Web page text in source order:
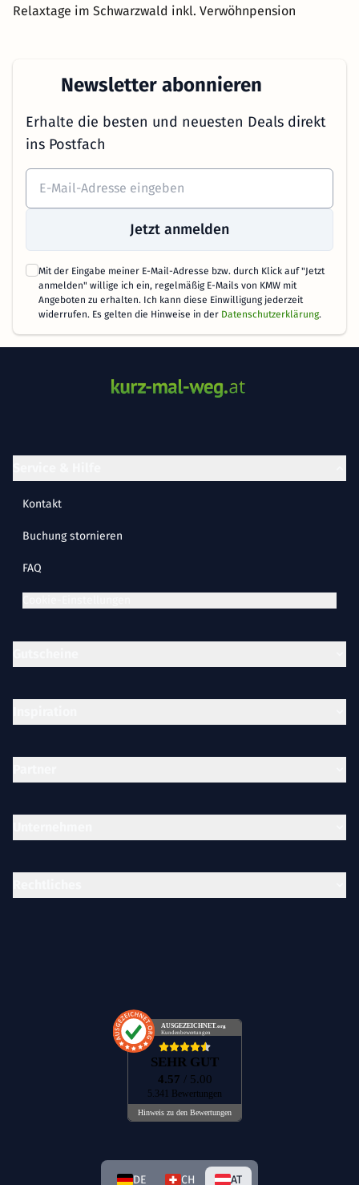
Relaxtage im Schwarzwald inkl. Verwöhnpension
Newsletter abonnieren
Erhalte die besten und neuesten Deals direkt
ins Postfach
Jetzt anmelden
Mit der Eingabe meiner E-Mail-Adresse bzw. durch Klick auf "Jetzt
anmelden" willige ich ein, regelmäßig E-Mails von KMW mit
Angeboten zu erhalten. Ich kann diese Einwilligung jederzeit
widerrufen. Es gelten die Hinweise in der Datenschutzerklärung.
AUSGEZEICHNET.org
Kundenbewertungen
SEHR GUT
4.57 / 5.00
5.341 Bewertungen
Hinweis zu den Bewertungen
Kontakt
Buchung stornieren
FAQ
DE CH AT